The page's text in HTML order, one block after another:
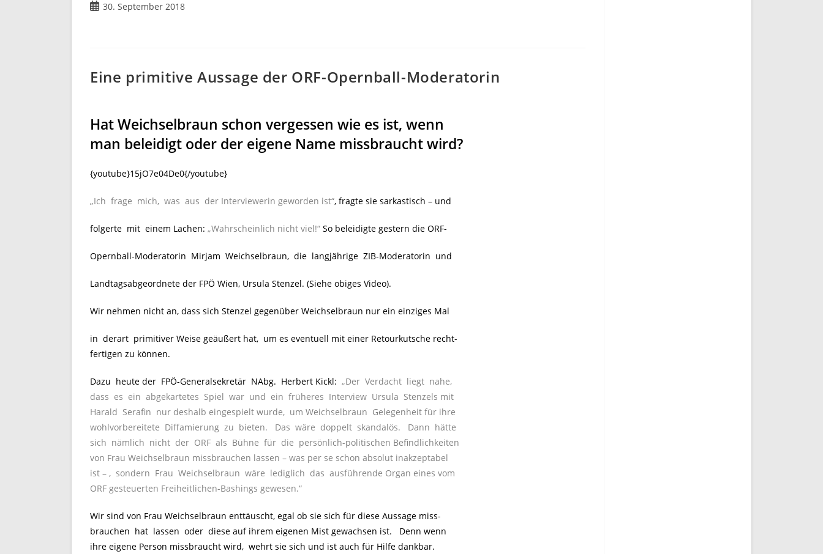
30. September 2018
Eine primitive Aussage der ORF-Opernball-Moderatorin
Hat Weichselbraun schon vergessen wie es ist, wenn
man beleidigt oder der eigene Name missbraucht wird?
{youtube}15jO7e04De0{/youtube}
„Ich frage mich, was aus der Interviewerin geworden ist“, fragte sie sarkastisch – und
folgerte mit einem Lachen: „Wahrscheinlich nicht viel!“ So beleidigte gestern die ORF-
Opernball-Moderatorin Mirjam Weichselbraun, die langjährige ZIB-Moderatorin und
Landtagsabgeordnete der FPÖ Wien, Ursula Stenzel. (Siehe obiges Video).
Wir nehmen nicht an, dass sich Stenzel gegenüber Weichselbraun nur ein einziges Mal
in derart primitiver Weise geäußert hat, um es eventuell mit einer Retourkutsche recht-
fertigen zu können.
Dazu heute der FPÖ-Generalsekretär NAbg. Herbert Kickl: „Der Verdacht liegt nahe,
dass es ein abgekartetes Spiel war und ein früheres Interview Ursula Stenzels mit
Harald Serafin nur deshalb eingespielt wurde, um Weichselbraun Gelegenheit für ihre
wohlvorbereitete Diffamierung zu bieten. Das wäre doppelt skandalös. Dann hätte
sich nämlich nicht der ORF als Bühne für die persönlich-politischen Befindlichkeiten
von Frau Weichselbraun missbrauchen lassen – was per se schon absolut inakzeptabel
ist – , sondern Frau Weichselbraun wäre lediglich das ausführende Organ eines vom
ORF gesteuerten Freiheitlichen-Bashings gewesen.“
Wir sind von Frau Weichselbraun enttäuscht, egal ob sie sich für diese Aussage miss-
brauchen hat lassen oder diese auf ihrem eigenen Mist gewachsen ist. Denn wenn
ihre eigene Person missbraucht wird, wehrt sie sich und ist auch für Hilfe dankbar.